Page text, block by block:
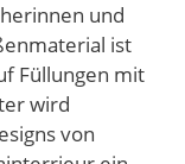
und
ist
Füllungen mit
wird
von